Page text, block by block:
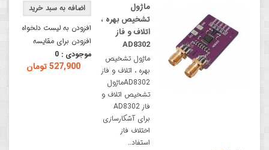
افزودن به لیست دلخواه
افزودن برای مقایسه
موجودی : 0
527,900 تومان
ماژول
تشخیص بهره ،
اتلاف و فاز
AD8302
ماژول تشخیص
بهره ، اتلاف و فاز
AD8302ماژول
تشخیص اتلاف و
فاز AD8302
برای آشکارسازی
اختلاف فاز
استفاد..